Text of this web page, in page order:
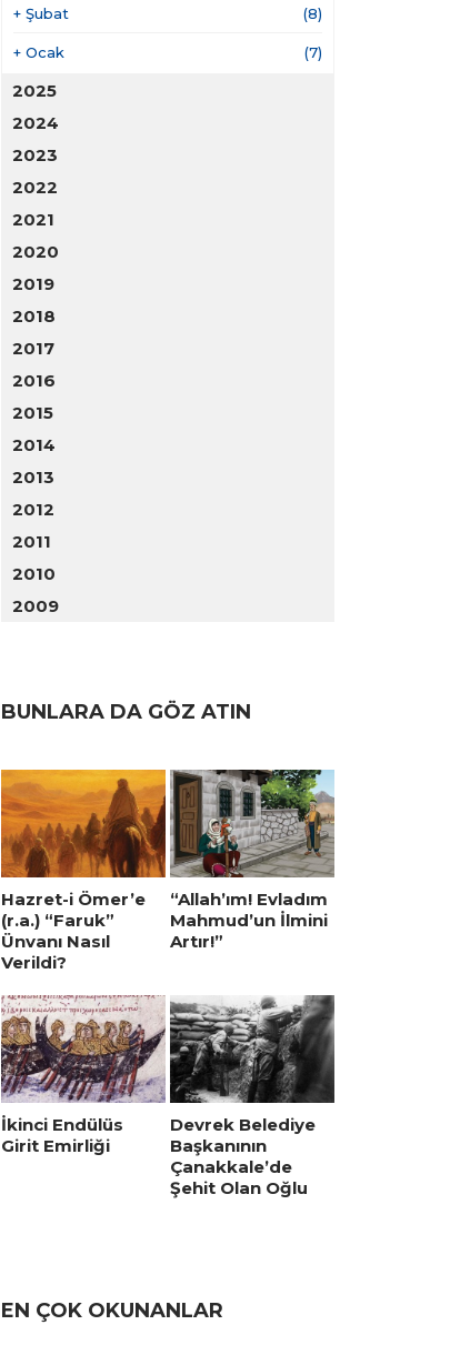
+ Şubat (8)
+ Ocak (7)
2025
2024
2023
2022
2021
2020
2019
2018
2017
2016
2015
2014
2013
2012
2011
2010
2009
BUNLARA DA GÖZ ATIN
Hazret-i Ömer’e
(r.a.) “Faruk”
Ünvanı Nasıl
Verildi?
“Allah’ım! Evladım
Mahmud’un İlmini
Artır!”
İkinci Endülüs
Girit Emirliği
Devrek Belediye
Başkanının
Çanakkale’de
Şehit Olan Oğlu
EN ÇOK OKUNANLAR